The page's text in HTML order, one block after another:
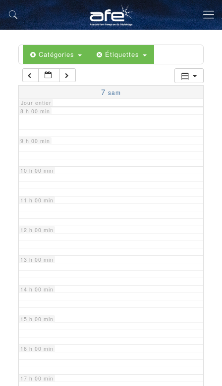
Catégories Étiquettes
7 sam
Jour entier
5 h 00 min
6 h 00 min
7 h 00 min
8 h 00 min
9 h 00 min
10 h 00 min
11 h 00 min
12 h 00 min
13 h 00 min
14 h 00 min
15 h 00 min
16 h 00 min
17 h 00 min